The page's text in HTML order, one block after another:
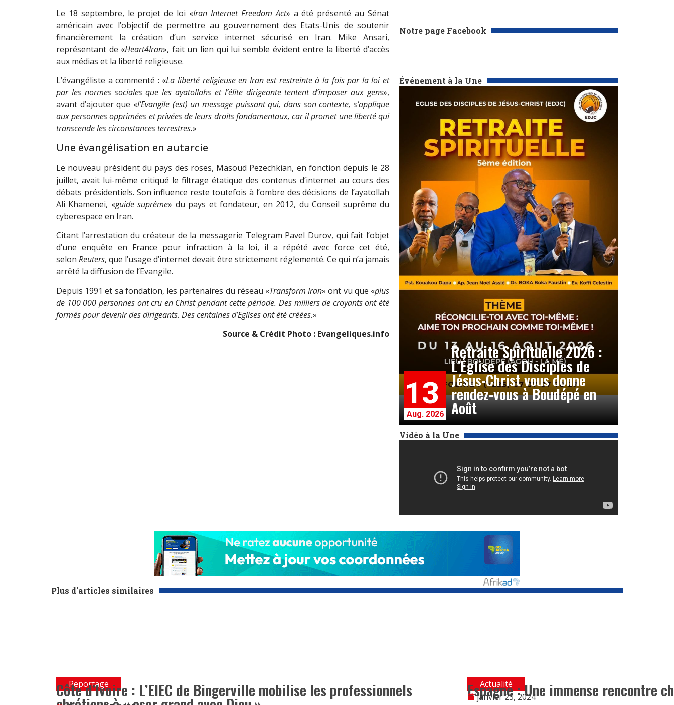
Notre page Facebook
Événement à la Une
13
Aug. 2026
Retraite Spirituelle 2026 :
L’Église des Disciples de
Jésus-Christ vous donne
rendez-vous à Boudépé en
Août
Vidéo à la Une
Le 18 septembre, le projet de loi «Iran Internet Freedom Act» a été présenté au Sénat
américain avec l’objectif de permettre au gouvernement des Etats-Unis de soutenir
financièrement la création d’un service internet sécurisé en Iran. Mike Ansari,
représentant de «Heart4Iran», fait un lien qui lui semble évident entre la liberté d’accès
aux médias et la liberté religieuse.
L’évangéliste a commenté : «La liberté religieuse en Iran est restreinte à la fois par la loi et
par les normes sociales que les ayatollahs et l’élite dirigeante tentent d’imposer aux gens»,
avant d’ajouter que «l’Evangile (est) un message puissant qui, dans son contexte, s’applique
aux personnes opprimées et privées de leurs droits fondamentaux, car il promet une liberté qui
transcende les circonstances terrestres.»
Une évangélisation en autarcie
Le nouveau président du pays des roses, Masoud Pezechkian, en fonction depuis le 28
juillet, avait lui-même critiqué le filtrage étatique des contenus d’internet au cours des
débats présidentiels. Son influence reste toutefois à l’ombre des décisions de l’ayatollah
Ali Khamenei, «guide suprême» du pays et fondateur, en 2012, du Conseil suprême du
cyberespace en Iran.
Citant l’arrestation du créateur de la messagerie Telegram Pavel Durov, qui fait l’objet
d’une enquête en France pour infraction à la loi, il a répété avec force cet été,
selonReuters, que l’usage d’internet devait être strictement réglementé. Ce qui n’a jamais
arrêté la diffusion de l’Evangile.
Depuis 1991 et sa fondation, les partenaires du réseau «Transform Iran» ont vu que «plus
de 100 000 personnes ont cru en Christ pendant cette période. Des milliers de croyants ont été
formés pour devenir des dirigeants. Des centaines d’Eglises ont été créées.»
Source & Crédit Photo : Evangeliques.info
Plus d'articles similaires
Reportage
Côte d’Ivoire : L’EIEC de Bingerville mobilise les professionnels Actualité
Espagne : Une immense rencontre
janvier 23, 2024